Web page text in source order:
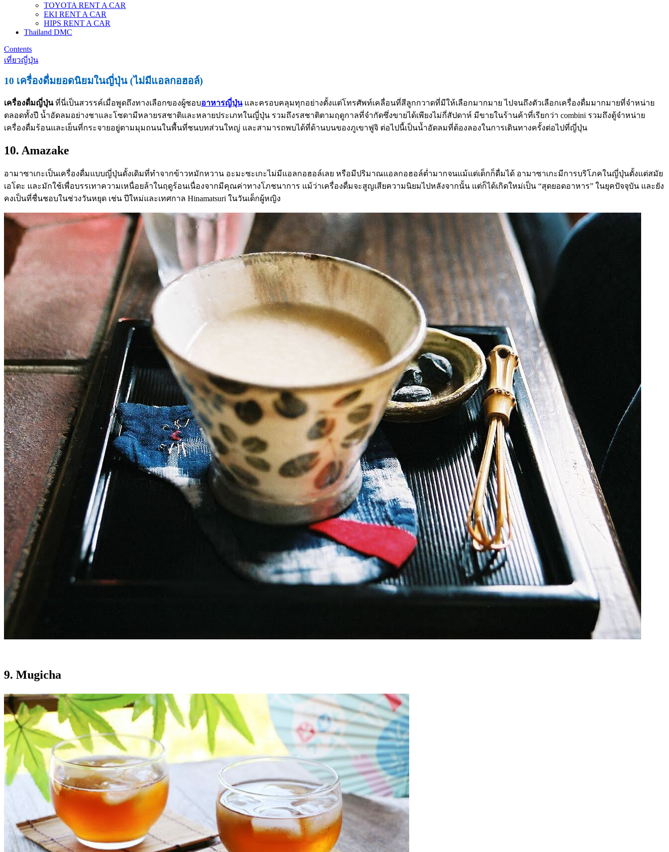
TOYOTA RENT A CAR
EKI RENT A CAR
HIPS RENT A CAR
Thailand DMC
Contents
เที่ยวญี่ปุ่น
10 เครื่องดื่มยอดนิยมในญี่ปุ่น (ไม่มีแอลกอฮอล์)
เครื่องดื่มญี่ปุ่นที่นี่เป็นสวรรค์เมื่อพูดถึงทางเลือกของผู้ชอบอาหารญี่ปุ่นและครอบคลุมทุกอย่างตั้งแต่โทรศัพท์เคลื่อนที่สีลูกกวาดที่มีให้เลือกมากมาย ไปจนถึงตัวเลือกเครื่องดื่มมากมายที่จำหน่าย
ตลอดทั้งปี น้ำอัดลมอย่างชาและโซดามีหลายรสชาติและหลายประเภทในญี่ปุ่น รวมถึงรสชาติตามฤดูกาลที่จำกัดซึ่งขายได้เพียงไม่กี่สัปดาห์ มีขายในร้านค้าที่เรียกว่า combini รวมถึงตู้จำหน่าย
เครื่องดื่มร้อนและเย็นที่กระจายอยู่ตามมุมถนนในพื้นที่ชนบทส่วนใหญ่ และสามารถพบได้ที่ด้านบนของภูเขาฟูจิ ต่อไปนี้เป็นน้ำอัดลมที่ต้องลองในการเดินทางครั้งต่อไปที่ญี่ปุ่น
10. Amazake
อามาซาเกะเป็นเครื่องดื่มแบบญี่ปุ่นดั้งเดิมที่ทำจากข้าวหมักหวาน อะมะซะเกะไม่มีแอลกอฮอล์เลย หรือมีปริมาณแอลกอฮอล์ต่ำมากจนแม้แต่เด็กก็ดื่มได้ อามาซาเกะมีการบริโภคในญี่ปุ่นตั้งแต่สมัย
เอโดะ และมักใช้เพื่อบรรเทาความเหนื่อยล้าในฤดูร้อนเนื่องจากมีคุณค่าทางโภชนาการ แม้ว่าเครื่องดื่มจะสูญเสียความนิยมไปหลังจากนั้น แต่ก็ได้เกิดใหม่เป็น “สุดยอดอาหาร” ในยุคปัจจุบัน และยัง
คงเป็นที่ชื่นชอบในช่วงวันหยุด เช่น ปีใหม่และเทศกาล Hinamatsuri ในวันเด็กผู้หญิง
9. Mugicha